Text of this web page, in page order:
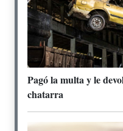
Pagó la multa y le
chatarra